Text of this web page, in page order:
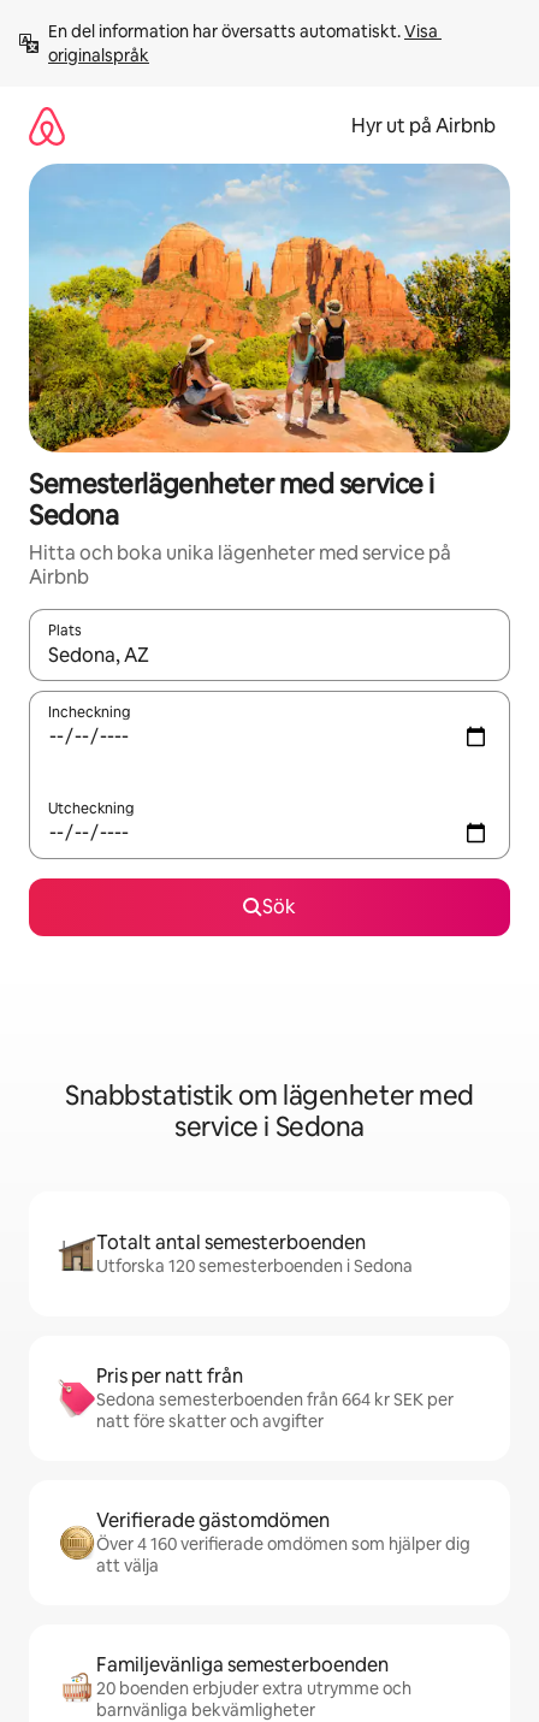
innehåll
En del information har översatts automatiskt. Visa
originalspråk
Hyr ut på Airbnb
Semesterlägenheter med service i
Sedona
Hitta och boka unika lägenheter med service på
Airbnb
Plats
När resultaten är tillgängliga kan du navigera med upp- och
Incheckning
Utcheckning
Sök
Snabbstatistik om lägenheter med
service i Sedona
Totalt antal semesterboenden
Utforska 120 semesterboenden i Sedona
Pris per natt från
Sedona semesterboenden från 664 kr SEK per
natt före skatter och avgifter
Verifierade gästomdömen
Över 4 160 verifierade omdömen som hjälper dig
att välja
Familjevänliga semesterboenden
20 boenden erbjuder extra utrymme och
barnvänliga bekvämligheter